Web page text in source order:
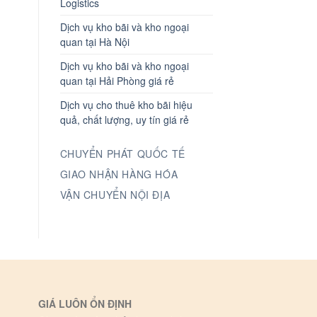
Dịch vụ kho bãi và kho ngoại
quan tại Hà Nội
Dịch vụ kho bãi và kho ngoại
quan tại Hải Phòng giá rẻ
Dịch vụ cho thuê kho bãi hiệu
quả, chất lượng, uy tín giá rẻ
CHUYỂN PHÁT QUỐC TẾ
GIAO NHẬN HÀNG HÓA
VẬN CHUYỂN NỘI ĐỊA
GIÁ LUÔN ỔN ĐỊNH